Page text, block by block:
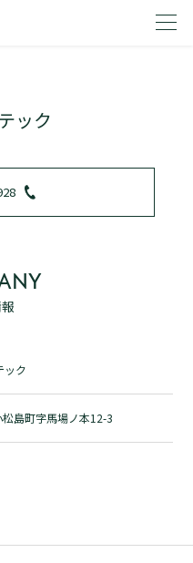
ック
ック
島町字馬場ノ本12-3